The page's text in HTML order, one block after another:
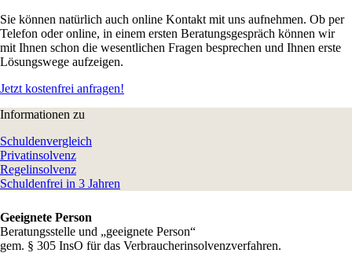
Sie können natürlich auch online Kontakt mit uns aufnehmen. Ob per
Telefon oder online, in einem ersten Beratungsgespräch können wir
mit Ihnen schon die wesentlichen Fragen besprechen und Ihnen erste
Lösungswege aufzeigen.
Jetzt kostenfrei anfragen!
Informationen zu
Schuldenvergleich
Privatinsolvenz
Regelinsolvenz
Schuldenfrei in 3 Jahren
Geeignete Person
Beratungsstelle und „geeignete Person“
gem. § 305 InsO für das Verbraucherinsolvenzverfahren.